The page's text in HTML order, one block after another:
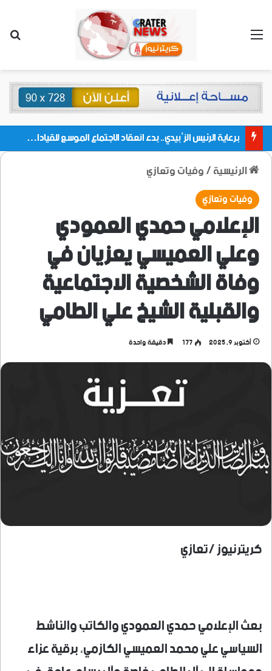
القائمة
برعاية الرئيس الزُبيدي.. بدء انعقاد الاجتماع الموسع للقيادات المحلية بالعاصمة ولمديريات وكتل مجلس العموم ومنسقيات الجامعة بالعاصمة عدن
الرئيسية/وفيات وتعازي
وفيات وتعازي
الإعلامي حمدي العمودي
وعلي العميسي يعزيان في
وفاة الشخصية الاجتماعية
والقبلية الشيخ علي الطامي
أكتوبر 9, 2025 177 دقيقة واحدة
كريترنيوز /تعازي
بعث الإعلامي حمدي العمودي والكاتب والناشط
السياسي علي محمد العميسي الكازمي، برقية عزاء